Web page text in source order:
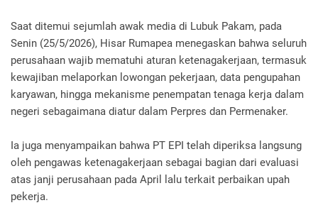
Saat ditemui sejumlah awak media di Lubuk Pakam, pada
Senin (25/5/2026), Hisar Rumapea menegaskan bahwa seluruh
perusahaan wajib mematuhi aturan ketenagakerjaan, termasuk
kewajiban melaporkan lowongan pekerjaan, data pengupahan
karyawan, hingga mekanisme penempatan tenaga kerja dalam
negeri sebagaimana diatur dalam Perpres dan Permenaker.
Ia juga menyampaikan bahwa PT EPI telah diperiksa langsung
oleh pengawas ketenagakerjaan sebagai bagian dari evaluasi
atas janji perusahaan pada April lalu terkait perbaikan upah
pekerja.